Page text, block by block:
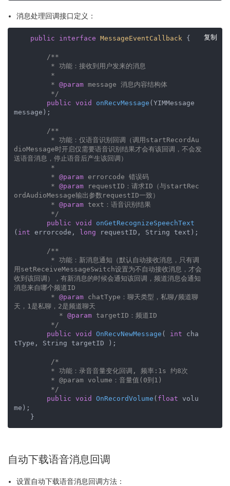
消息处理回调接口定义：
复制
public interface MessageEventCallback {
/**
         *
@param message 消息内容结构体
         */
public void onRecvMessage (YIMMessage
message) ;
/**
dioMessage时开启仅需要语音识别结果才会有该回调，不会发
送语音消息，停止语音后产生该回调）
         *
@param errorcode 错误码
         *
@param requestID：请求ID（与startRec
ordAudioMessage输出参数requestID一致）
         *
@param text：语音识别结果
         */
public void
onGetRecognizeSpeechText
( int errorcode, long requestID, String text) ;
/**
用setReceiveMessageSwitch设置为不自动接收消息，才会
收到该回调），有新消息的时候会通知该回调，频道消息会通知
消息来自哪个频道ID
         *
@param chatType：聊天类型，私聊/频道聊
天，1是私聊，2是频道聊天
           *
@param targetID：频道ID
         */
public void OnRecvNewMessage ( int cha
tType, String targetID ) ;
/*
         */
public void OnRecordVolume ( float volu
me) ;
    }
自动下载语音消息回调
设置自动下载语音消息回调方法：